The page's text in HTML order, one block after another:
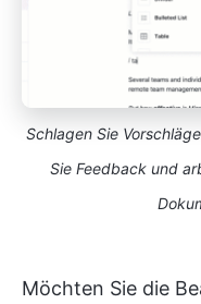
Schlagen Sie
Sie Feedback und
Möchten Sie die